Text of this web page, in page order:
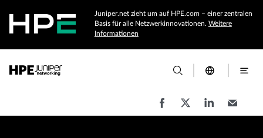
Juniper.net zieht um auf HPE.com – einer zentralen
Basis für alle Netzwerkinnovationen. Weitere
Informationen